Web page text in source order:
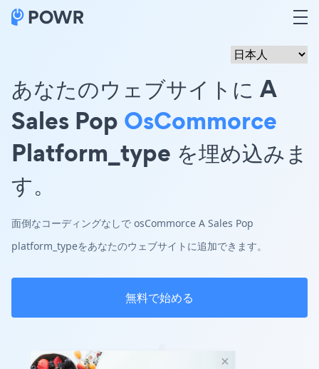
あなたのウェブサイトに A
Sales Pop OsCommorce
Platform_type を埋め込みま
す。
面倒なコーディングなしで osCommorce A Sales Pop
platform_typeをあなたのウェブサイトに追加できます。
無料で始める